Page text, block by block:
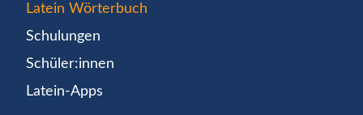
Latein Wörterbuch
Schulungen
Schüler:innen
Latein-Apps